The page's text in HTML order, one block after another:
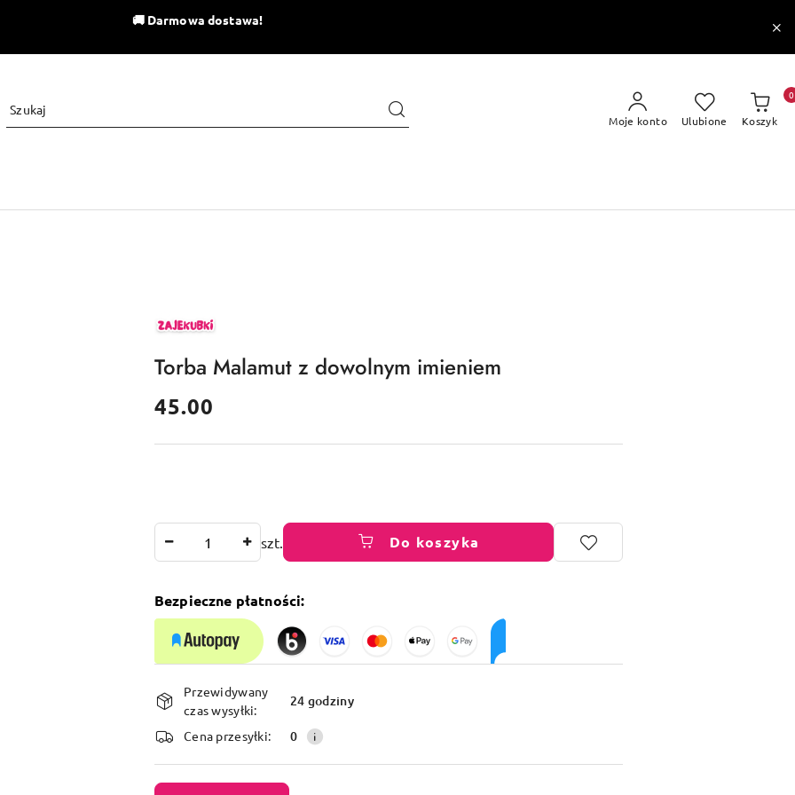
🚚 Darmowa dostawa!
Moje konto Ulubione Koszyk
0
ZAJEKUBKI
Torba Malamut z dowolnym imieniem
cena:
45.00
szt. Do koszyka
Bezpieczne płatności:
Dostępność
i
dostawa
Przewidywany
czas wysyłki:
24 godziny
Cena przesyłki: 0